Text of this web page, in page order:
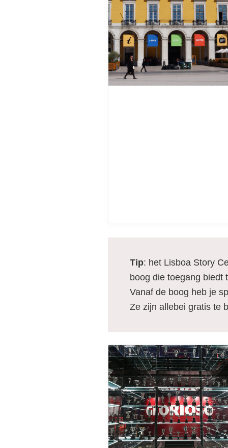
Tip: het Lisboa Story
boog die toegang biedt
Vanaf de boog heb je
Ze zijn allebei gratis te